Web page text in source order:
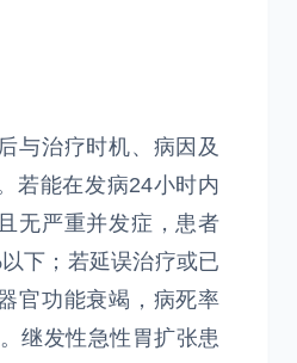
与治疗时机、病因及
若能在发病24小时内
无严重并发症，患者
下；若延误治疗或已
官功能衰竭，病死率
继发性急性胃扩张患